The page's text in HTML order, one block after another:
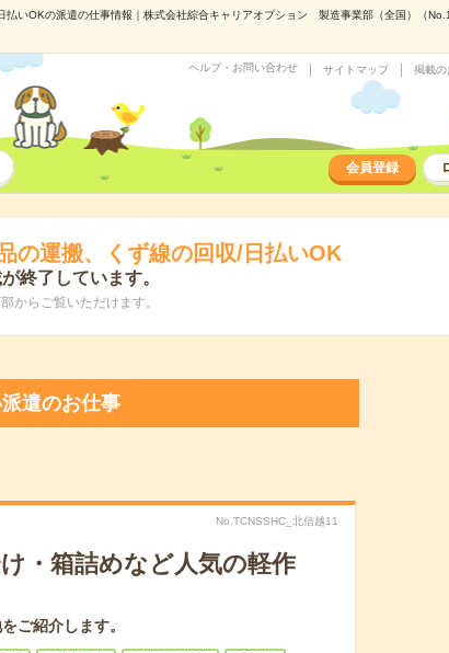
払いOKの派遣の仕事情報｜株式会社綜合キャリアオプション 製造事業部（全国）（
ヘルプ・お問い合わせ サイトマップ 掲載の
会員登録
の運搬、くず線の回収/日払いOK
終了しています。
からご覧いただけます。
遣のお仕事
No.TCNSSHC_北信越11
・箱詰めなど人気の軽作
ご紹介します。